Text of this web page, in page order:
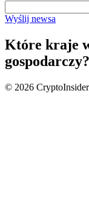
Wyślij newsa
Które kraje
gospodarczy?
© 2026